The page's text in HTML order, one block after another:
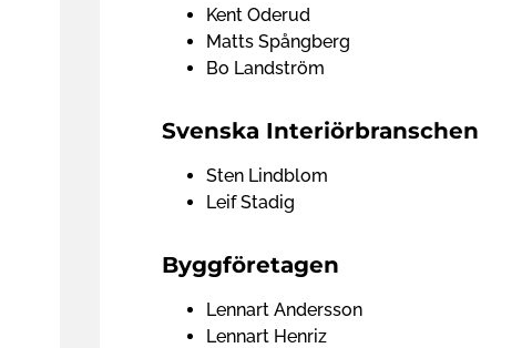
Kent Oderud
Matts Spångberg
Bo Landström
Svenska Interiörbranschen
Sten Lindblom
Leif Stadig
Byggföretagen
Lennart Andersson
Lennart Henriz